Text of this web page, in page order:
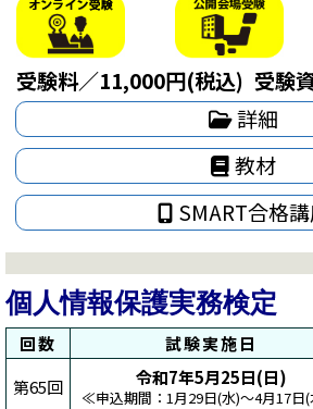
受験料／11,000円(税込) 受験
詳細
教材
SMART合格
個人情報保護実務検定
回数
試験実施日
第65回
令和7年5月25日(日)
≪申込期間：1月29日(水)～4月17日